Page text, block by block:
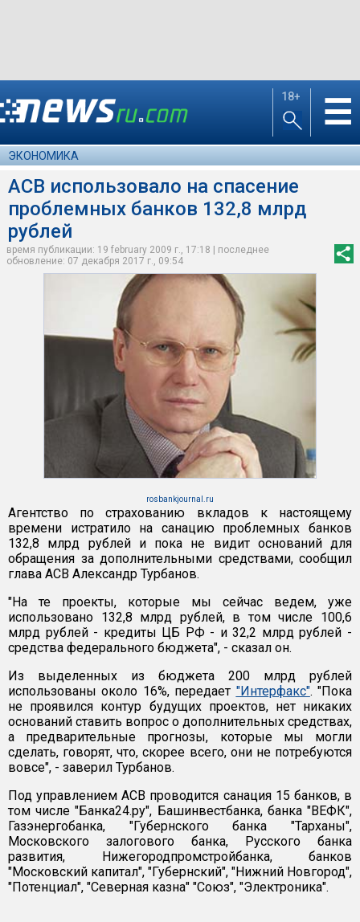
18+ ☰
ЭКОНОМИКА
АСВ использовало на спасение
проблемных банков 132,8 млрд
рублей
время публикации: 19 february 2009 г., 17:18 | последнее
обновление: 07 декабря 2017 г., 09:54
rosbankjournal.ru
Агентство по страхованию вкладов к настоящему
времени истратило на санацию проблемных банков
132,8 млрд рублей и пока не видит оснований для
обращения за дополнительными средствами, сообщил
глава АСВ Александр Турбанов.
"На те проекты, которые мы сейчас ведем, уже
использовано 132,8 млрд рублей, в том числе 100,6
млрд рублей - кредиты ЦБ РФ - и 32,2 млрд рублей -
средства федерального бюджета", - сказал он.
Из выделенных из бюджета 200 млрд рублей
использованы около 16%, передает "Интерфакс". "Пока
не проявился контур будущих проектов, нет никаких
оснований ставить вопрос о дополнительных средствах,
а предварительные прогнозы, которые мы могли
сделать, говорят, что, скорее всего, они не потребуются
вовсе", - заверил Турбанов.
Под управлением АСВ проводится санация 15 банков, в
том числе "Банка24.ру", Башинвестбанка, банка "ВЕФК",
Газэнергобанка, "Губернского банка "Тарханы",
Московского залогового банка, Русского банка
развития, Нижегородпромстройбанка, банков
"Московский капитал", "Губернский", "Нижний Новгород",
"Потенциал", "Северная казна" "Союз", "Электроника".